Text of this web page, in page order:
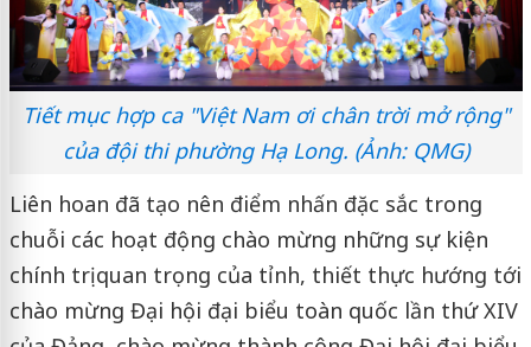
Tiết mục hợp ca "Việt Nam ơi chân trời mở rộng"
của đội thi phường Hạ Long. (Ảnh: QMG)
Liên hoan đã tạo nên điểm nhấn đặc sắc trong
chuỗi các hoạt động chào mừng những sự kiện
chính trị quan trọng của tỉnh, thiết thực hướng tới
chào mừng Đại hội đại biểu toàn quốc lần thứ XIV